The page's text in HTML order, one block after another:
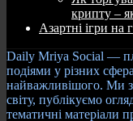
крипту –
Азартні ігри на
Daily Mriya Social —
подіями у різних
найважливішого. Ми
світу, публікуємо
тематичні матеріали